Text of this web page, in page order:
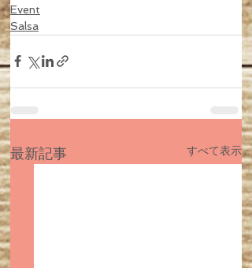
Event
Salsa
最新記事 すべて表示